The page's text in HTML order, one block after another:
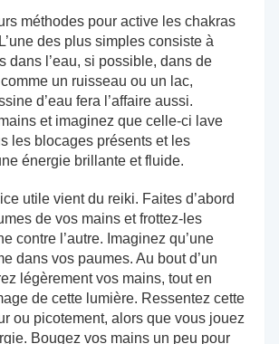
méthodes pour active les chakras
des plus simples consiste à
dans l’eau, si possible, dans de
comme un ruisseau ou un lac,
d’eau fera l’affaire aussi.
et imaginez que celle-ci lave
les blocages présents et les
énergie brillante et fluide.
utile vient du reiki. Faites d’abord
de vos mains et frottez-les
contre l’autre. Imaginez qu’une
dans vos paumes. Au bout d’un
légèrement vos mains, tout en
de cette lumière. Ressentez cette
ou picotement, alors que vous jouez
Bougez vos mains un peu pour